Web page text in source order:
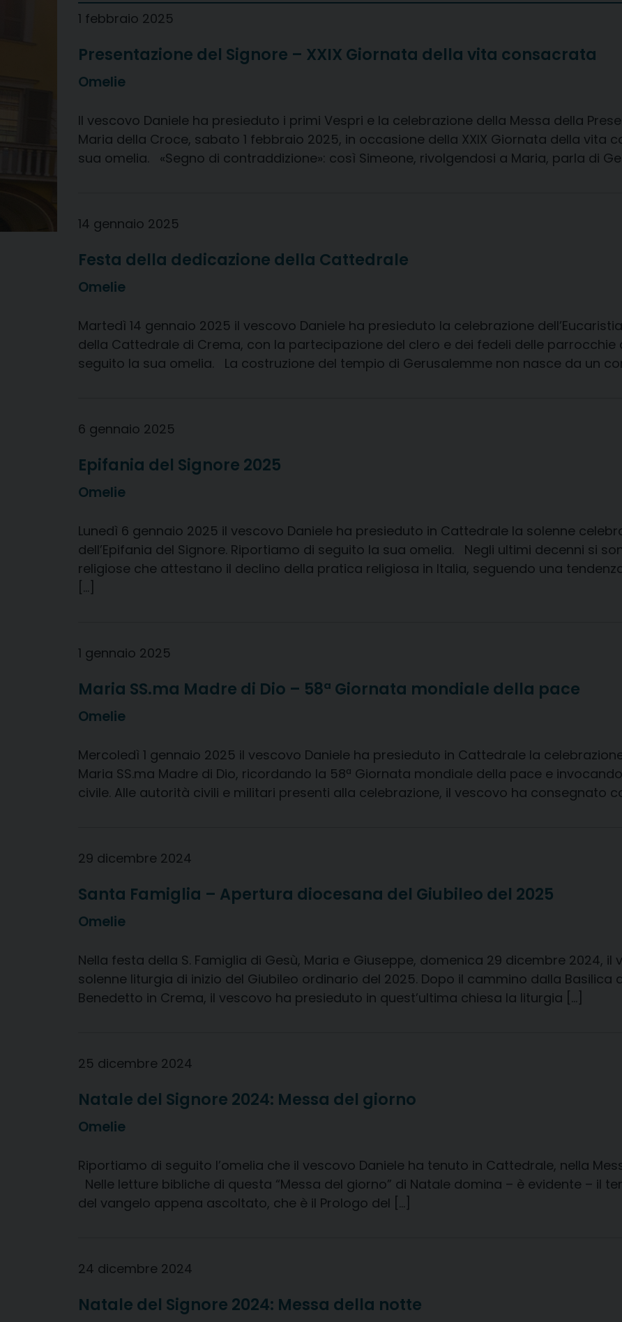
1 febbraio 2025
Presentazione del Signore – XXIX Giornata della vita consacrata
Omelie
Il vescovo Daniele ha presieduto i primi Vespri e la celebrazione della Messa della
Maria della Croce, sabato 1 febbraio 2025, in occasione della XXIX Giornata della vita
sua omelia. «Segno di contraddizione»: così Simeone, rivolgendosi a Maria, parla di
14 gennaio 2025
Festa della dedicazione della Cattedrale
Omelie
Martedì 14 gennaio 2025 il vescovo Daniele ha presieduto la celebrazione
della Cattedrale di Crema, con la partecipazione del clero e dei fedeli delle
seguito la sua omelia. La costruzione del tempio di Gerusalemme non nasce da un
6 gennaio 2025
Epifania del Signore 2025
Omelie
Lunedì 6 gennaio 2025 il vescovo Daniele ha presieduto in Cattedrale la solenne
dell’Epifania del Signore. Riportiamo di seguito la sua omelia. Negli ultimi decenni si
religiose che attestano il declino della pratica religiosa in Italia, seguendo una
[…]
1 gennaio 2025
Maria SS.ma Madre di Dio – 58ª Giornata mondiale della pace
Omelie
Mercoledì 1 gennaio 2025 il vescovo Daniele ha presieduto in Cattedrale la
Maria SS.ma Madre di Dio, ricordando la 58ª Giornata mondiale della pace e
civile. Alle autorità civili e militari presenti alla celebrazione, il vescovo ha consegnato
29 dicembre 2024
Santa Famiglia – Apertura diocesana del Giubileo del 2025
Omelie
Nella festa della S. Famiglia di Gesù, Maria e Giuseppe, domenica 29 dicembre 2024,
solenne liturgia di inizio del Giubileo ordinario del 2025. Dopo il cammino dalla Basilica
Benedetto in Crema, il vescovo ha presieduto in quest’ultima chiesa la liturgia […]
25 dicembre 2024
Natale del Signore 2024: Messa del giorno
Omelie
Riportiamo di seguito l’omelia che il vescovo Daniele ha tenuto in Cattedrale, nella
Nelle letture bibliche di questa “Messa del giorno” di Natale domina – è evidente – il
del vangelo appena ascoltato, che è il Prologo del […]
24 dicembre 2024
Natale del Signore 2024: Messa della notte